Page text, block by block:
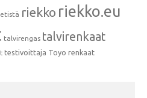
riekko riekko.eu
talvirengas talvirenkaat
testivoittaja Toyo renkaat